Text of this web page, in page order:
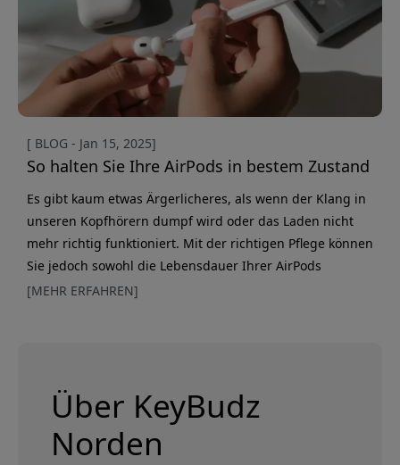
[ BLOG - Jan 15, 2025]
So halten Sie Ihre AirPods in bestem Zustand
Es gibt kaum etwas Ärgerlicheres, als wenn der Klang in
unseren Kopfhörern dumpf wird oder das Laden nicht
mehr richtig funktioniert. Mit der richtigen Pflege können
Sie jedoch sowohl die Lebensdauer Ihrer AirPods
verlängern als auch die kristallklare Klangqualität
[MEHR ERFAHREN]
Über KeyBudz
Norden